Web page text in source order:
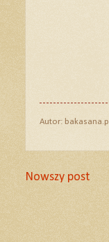
Autor: bakasana.pl
Nowszy post